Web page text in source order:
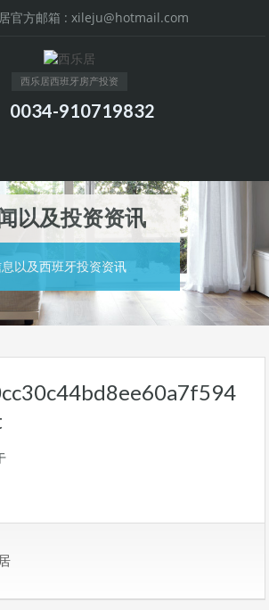
官方邮箱 : xileju@hotmail.com
西乐居西班牙房产投资
0034-910719832
以及投资资讯
以及西班牙投资资讯